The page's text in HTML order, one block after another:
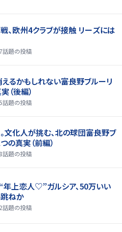
、欧州4クラブが接触 リーズには
話題の投稿
るかもしれない――富良野ブルーリ
（後編）
話題の投稿
文化人が挑む、北の球団――富良野ブ
の真実（前編）
話題の投稿
年上恋人♡”ガルシア、50万いい
ねか
話題の投稿